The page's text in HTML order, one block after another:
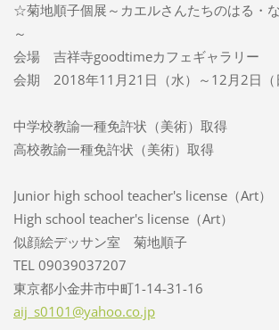
☆菊地順子個展～カエルさんたちのはる・
～
会場 吉祥寺goodtimeカフェギャラリー
会期 2018年11月21日（水）～12月2日（
中学校教諭一種免許状（美術）取得
高校教諭一種免許状（美術）取得
Junior high school teacher's license（Art）
High school teacher's license（Art）
似顔絵デッサン室 菊地順子
TEL 09039037207
東京都小金井市中町1-14-31-16
aij_s0101@yahoo.co.jp